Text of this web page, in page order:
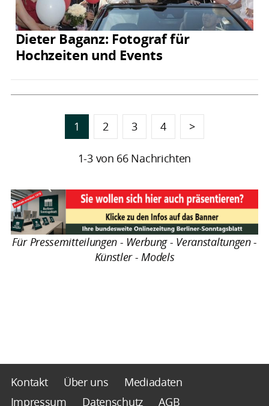
Dieter Baganz: Fotograf für
Hochzeiten und Events
1 2 3 4 >
1-3 von 66 Nachrichten
Für Pressemitteilungen - Werbung - Veranstaltungen -
Künstler - Models
Kontakt Über uns
Mediadaten
Impressum
Datenschutz AGB